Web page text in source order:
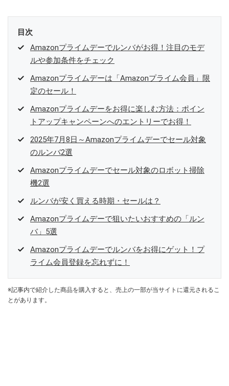
目次
Amazonプライムデーでルンバがお得！注目のモデ
ルや参加条件をチェック
Amazonプライムデーは「Amazonプライム会員」限
定のセール！
Amazonプライムデーをお得に楽しむ方法：ポイン
トアップキャンペーンへのエントリーでお得！
2025年7月8日～Amazonプライムデーでセール対象
のルンバ2選
Amazonプライムデーでセール対象のロボット掃除
機2選
ルンバが安く買える時期・セールは？
Amazonプライムデーで狙いたいおすすめの「ルン
バ」5選
Amazonプライムデーでルンバをお得にゲット！プ
ライム会員登録を忘れずに！
※記事内で紹介した商品を購入すると、売上の一部が当サイトに還元されるこ
とがあります。